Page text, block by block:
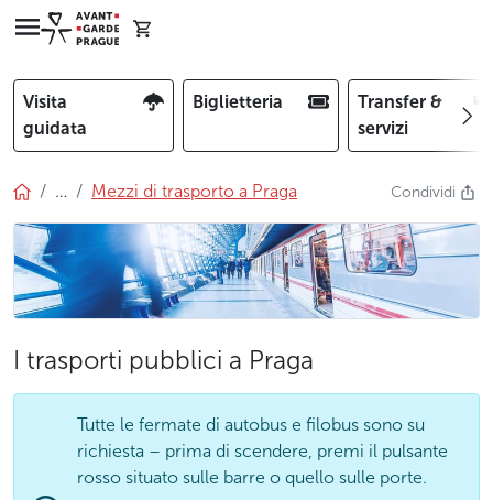
Visita
guidata
Biglietteria
Transfer &
servizi
… Mezzi di trasporto a Praga Condividi
I trasporti pubblici a Praga
Tutte le fermate di autobus e filobus sono su
richiesta – prima di scendere, premi il pulsante
rosso situato sulle barre o quello sulle porte.